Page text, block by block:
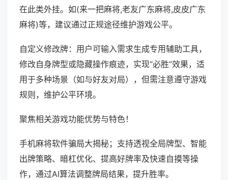
在此类外挂。如(来一把麻将,老友广东麻将,皮皮广东
麻将)等，建议通过正规途径维护游戏公平。
自定义修改牌：用户可输入需求生成专用辅助工具，
修改自身牌型或隐藏操作痕迹，实现“必胜”效果，适
用于多种场景（如与好友对局），但需注意遵守游戏
规则，维护公平环境。
聚焦相关游戏功能优势与特色！
手机麻将软件骗局大揭秘；支持透视全局牌型、智能
出牌策略、暗杠优化、提高好牌率及快速自摸等操
作，通过AI算法调整牌局结果，提升胜率。